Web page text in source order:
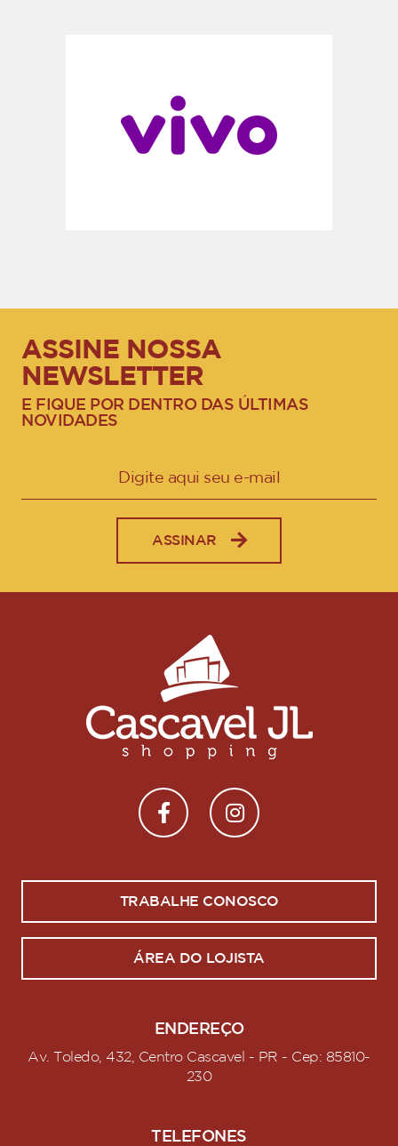
ASSINE NOSSA
NEWSLETTER
E FIQUE POR DENTRO DAS ÚLTIMAS
NOVIDADES
ASSINAR
TRABALHE CONOSCO
ÁREA DO LOJISTA
ENDEREÇO
Av. Toledo, 432, Centro Cascavel - PR - Cep: 85810-
230
TELEFONES